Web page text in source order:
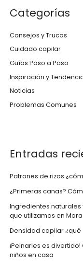
Categorías
Consejos y Trucos
Cuidado capilar
Guías Paso a Paso
Inspiración y
Noticias
Problemas Comunes
Entradas
Patrones de rizos
¿Primeras canas?
Ingredientes
que utilizamos en
Densidad capilar
¡Peinarles es
niños en casa